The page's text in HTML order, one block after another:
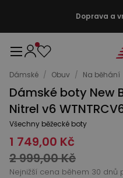
Doprava a
Dámské / Obuv / Na běhání
Dámské boty New
Nitrel v6
Všechny běžecké boty
1 749,00 Kč
2 999,00 Kč
Nejnižší cena během 30 dnů